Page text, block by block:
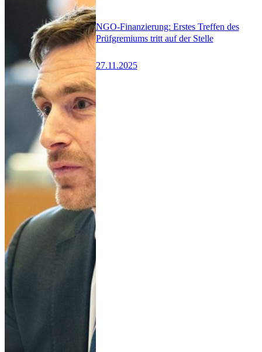
NGO-Finanzierung: Erstes Treffen des
Prüfgremiums tritt auf der Stelle
27.11.2025